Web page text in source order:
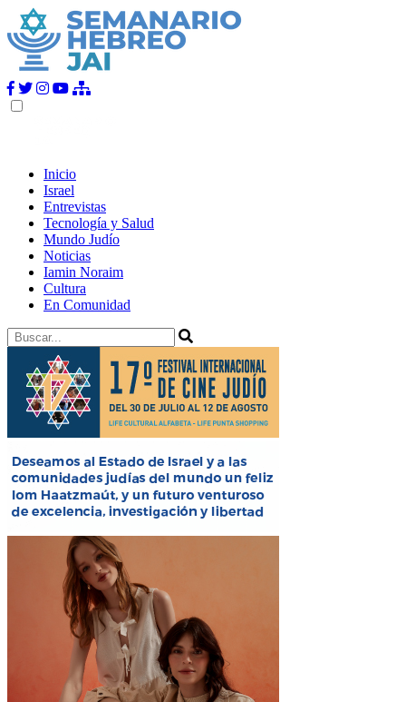
Inicio
Israel
Entrevistas
Tecnología y Salud
Mundo Judío
Noticias
Iamin Noraim
Cultura
En Comunidad